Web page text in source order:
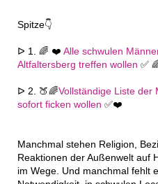
Spitze👇
ᐅ 1. 🌈 ❤️ Alle schwulen
Altfaltersberg treffen wollen ✅
ᐅ 2. 🍑🌈Vollständige Liste der
sofort ficken wollen ✅❤️
Manchmal stehen Religion,
Reaktionen der Außenwelt auf
im Wege. Und manchmal fehlt